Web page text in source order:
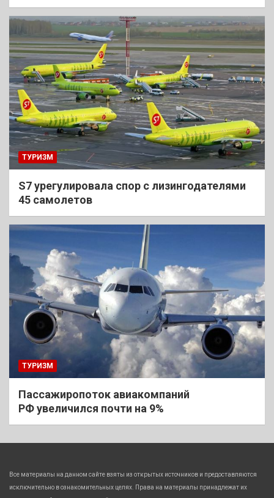
ТУРИЗМ
S7 урегулировала спор с лизингодателями
45 самолетов
ТУРИЗМ
Пассажиропоток авиакомпаний
РФ увеличился почти на 9%
Все материалы на данном сайте взяты из открытых источников и предоставляются
исключительно в ознакомительных целях. Права на материалы принадлежат их